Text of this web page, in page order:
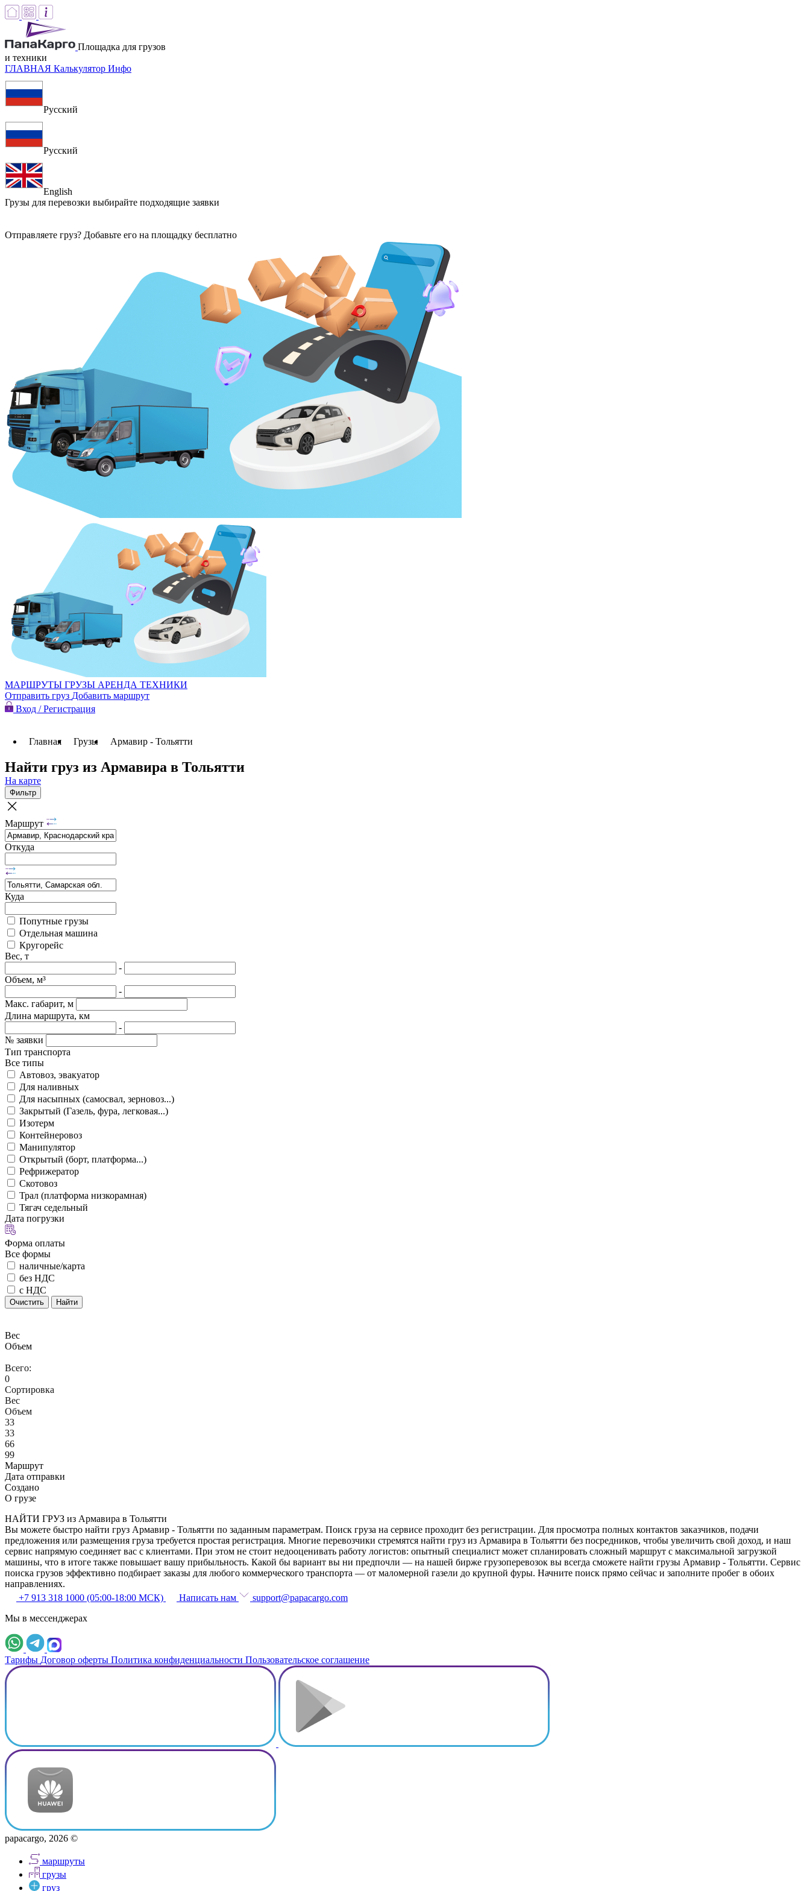
Площадка для грузов
и техники
ГЛАВНАЯ Калькулятор Инфо
Русский
Русский
English
Грузы для перевозки выбирайте подходящие заявки
Отправляете груз? Добавьте его на площадку бесплатно
МАРШРУТЫ ГРУЗЫ АРЕНДА ТЕХНИКИ
Отправить груз Добавить маршрут
Вход / Регистрация
Главная Грузы Армавир - Тольятти
Найти груз из Армавира в Тольятти
На карте
Фильтр
Маршрут
Откуда
Куда
Попутные грузы
Отдельная машина
Кругорейс
Вес, т
-
Объем, м³
-
Макс. габарит, м
Длина маршрута, км
-
№ заявки
Тип транспорта
Все типы
Автовоз, эвакуатор
Для наливных
Для насыпных (самосвал, зерновоз...)
Закрытый (Газель, фура, легковая...)
Изотерм
Контейнеровоз
Манипулятор
Открытый (борт, платформа...)
Рефрижератор
Скотовоз
Трал (платформа низкорамная)
Тягач седельный
Дата погрузки
Форма оплаты
Все формы
наличные/карта
без НДС
с НДС
Очистить Найти
Вес
Объем
Всего:
0
Сортировка
Вес
Объем
33
33
66
99
Маршрут
Дата отправки
Создано
О грузе
НАЙТИ ГРУЗ из Армавира в Тольятти
Вы можете быстро найти груз Армавир - Тольятти по заданным параметрам. Поиск груза на сервисе проходит без регистрации. Для просмотра полных контактов заказчиков, подачи
предложения или размещения груза требуется простая регистрация. Многие перевозчики стремятся найти груз из Армавира в Тольятти без посредников, чтобы увеличить свой доход, и наш
сервис напрямую соединяет вас с клиентами. При этом не стоит недооценивать работу логистов: опытный специалист может спланировать сложный маршрут с максимальной загрузкой
машины, что в итоге также повышает вашу прибыльность. Какой бы вариант вы ни предпочли — на нашей бирже грузоперевозок вы всегда сможете найти грузы Армавир - Тольятти. Сервис
поиска грузов эффективно подбирает заказы для любого коммерческого транспорта — от маломерной газели до крупной фуры. Начните поиск прямо сейчас и заполните пробег в обоих
направлениях.
+7 913 318 1000 (05:00-18:00 МСК)
Написать нам
support@papacargo.com
Мы в мессенджерах
Тарифы Договор оферты Политика конфиденциальности Пользовательское соглашение
papacargo, 2026 ©
маршруты
грузы
груз